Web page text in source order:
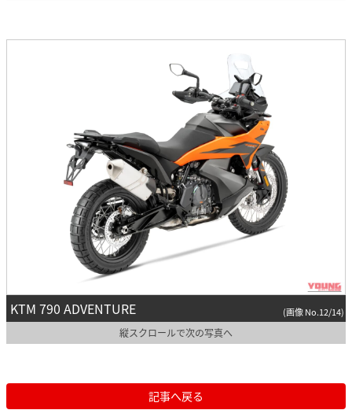
KTM 790 ADVENTURE (画像 No.12/14)
縦スクロールで次の写真へ
記事へ戻る